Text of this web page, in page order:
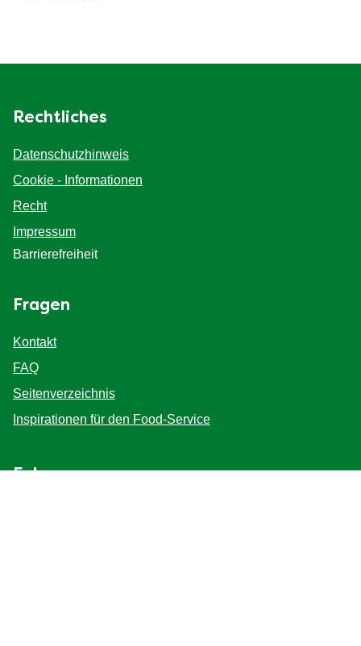
Rechtliches
Datenschutzhinweis
Cookie-Einstellungen
Cookie - Informationen
Recht
Impressum
Kontakt
FAQ
Seitenverzeichnis